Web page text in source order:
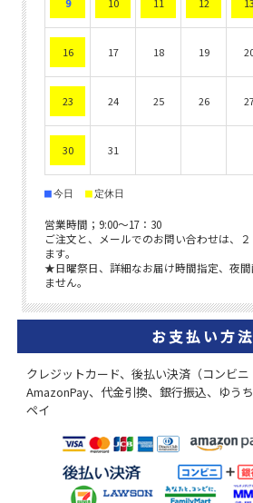
お支払い方法
クレジットカード、後払い決済（コンビニ
AmazonPay、代金引換、銀行振込、ゆう
ペイ